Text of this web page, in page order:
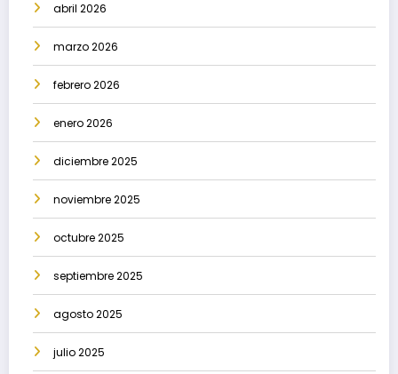
abril 2026
marzo 2026
febrero 2026
enero 2026
diciembre 2025
noviembre 2025
octubre 2025
septiembre 2025
agosto 2025
julio 2025